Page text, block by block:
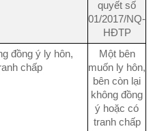
quyết số
01/2017/NQ-
HĐTP
đồng ý ly hôn,
chấp
Một bên
muốn ly hôn,
bên còn lại
không đồng
ý hoặc có
tranh chấp